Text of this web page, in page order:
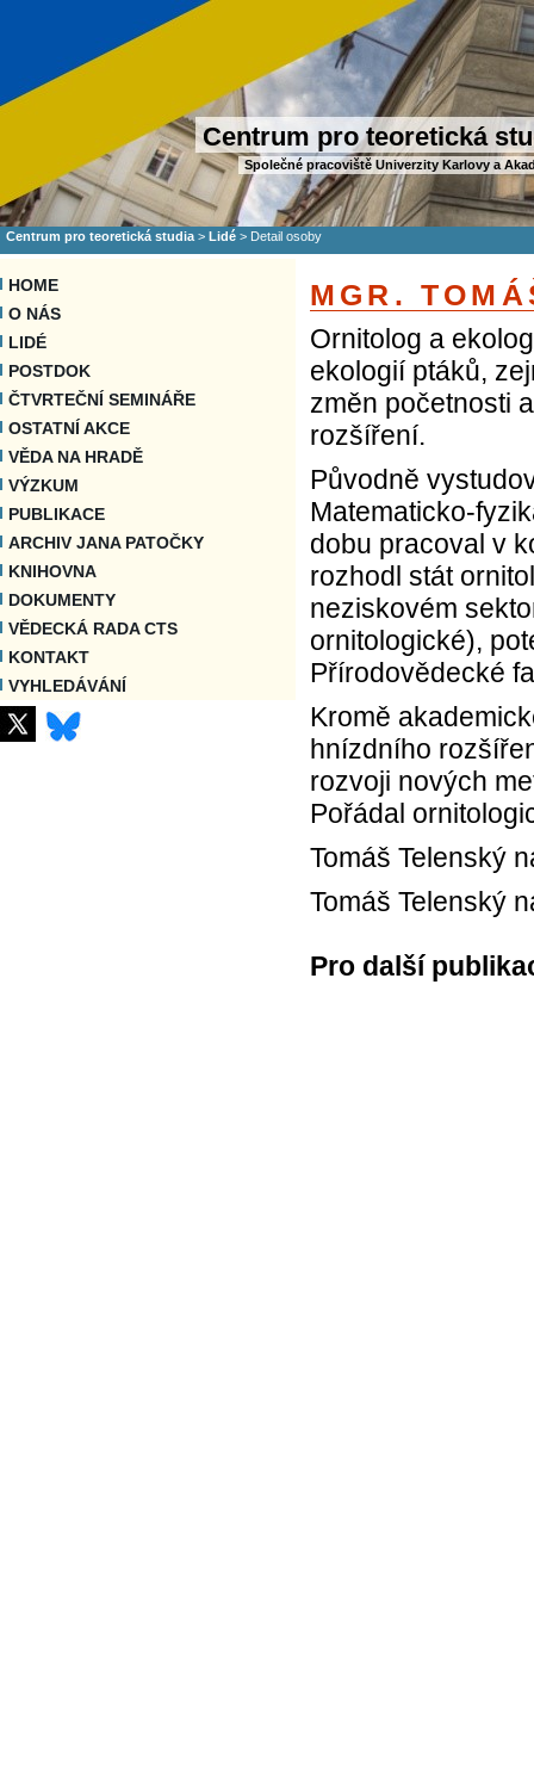
Centrum pro teoretická
Společné pracoviště Univerzity Karlovy a
Centrum pro teoretická studia > Lidé > Detail osoby
HOME
O NÁS
LIDÉ
POSTDOK
ČTVRTEČNÍ SEMINÁŘE
OSTATNÍ AKCE
VĚDA NA HRADĚ
VÝZKUM
PUBLIKACE
ARCHIV JANA PATOČKY
KNIHOVNA
DOKUMENTY
VĚDECKÁ RADA CTS
KONTAKT
VYHLEDÁVÁNÍ
MGR.
Ornitolog a
ekologií ptáků,
změn početnosti
rozšíření.
Původně
Matematicko-
dobu pracoval v
rozhodl stát
neziskovém
ornitologické),
Přírodovědecké
Kromě
hnízdního
rozvoji nových
Pořádal
Tomáš Telenský
Tomáš Telenský
Pro další